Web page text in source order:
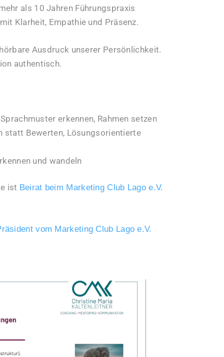
als 10 Jahren Führungspraxis
Klarheit, Empathie und Präsenz.
Ausdruck unserer Persönlichkeit.
authentisch.
erkennen, Rahmen setzen
statt Bewerten, Lösungsorientierte
und wandeln
ist Beirat beim Marketing Club Lago e.V.
vom Marketing Club Lago e.V.